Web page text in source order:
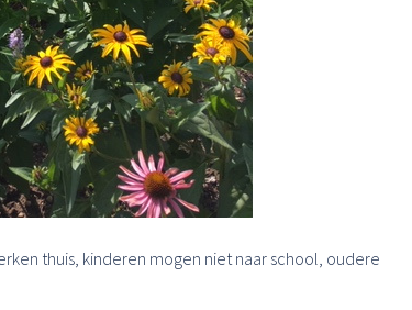
thuis, kinderen mogen niet naar school, oudere